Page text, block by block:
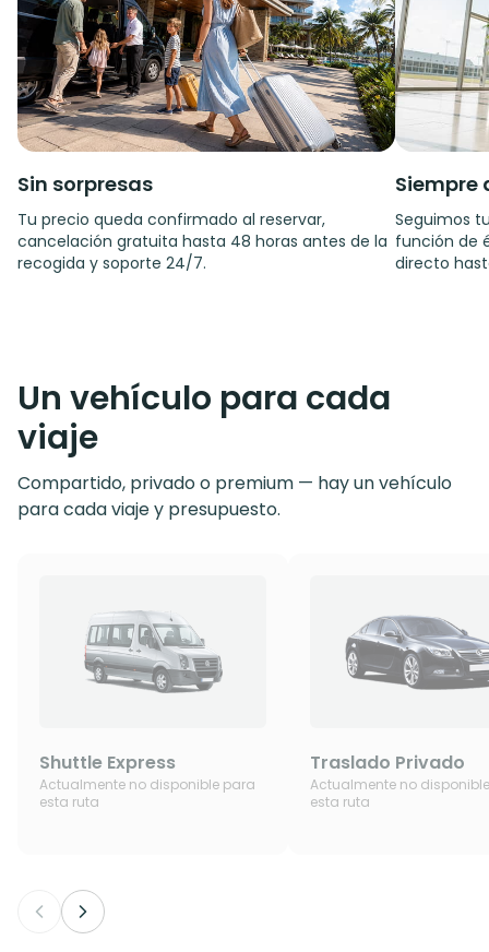
Sin sorpresas
Tu precio queda confirmado al reservar,
cancelación gratuita hasta 48 horas antes de la
recogida y soporte 24/7.
Siempre
Seguimos
función de
directo
Un vehículo para cada
viaje
Compartido, privado o premium — hay un vehículo
para cada viaje y presupuesto.
Shuttle Express
Actualmente no disponible para
esta ruta
Traslado Privado
Actualmente no
esta ruta